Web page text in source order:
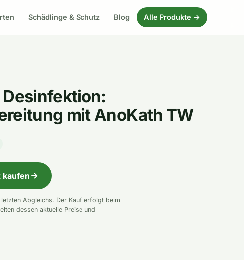
Schädlinge & Schutz Blog Alle Produkte →
mit AnoKath TW
kaufen
Abgleichs. Der Kauf erfolgt beim
dessen aktuelle Preise und